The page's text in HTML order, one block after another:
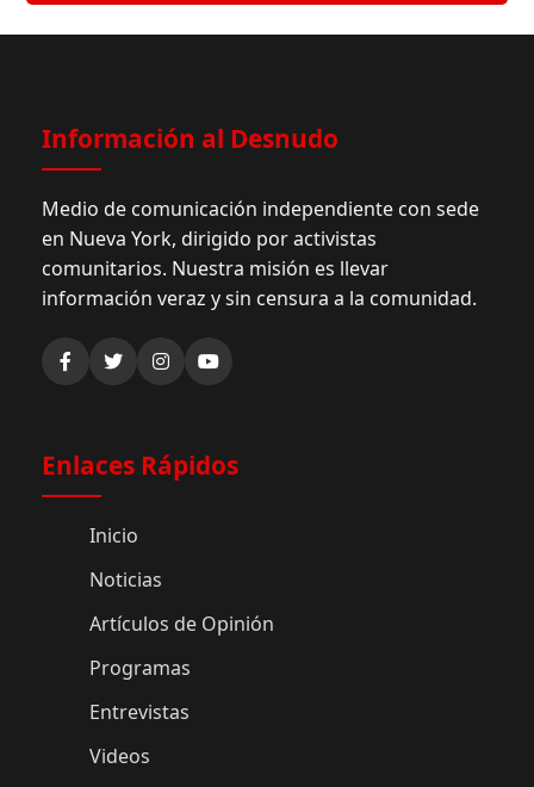
Información al Desnudo
Medio de comunicación independiente con sede
en Nueva York, dirigido por activistas
comunitarios. Nuestra misión es llevar
información veraz y sin censura a la comunidad.
Enlaces Rápidos
Inicio
Noticias
Artículos de Opinión
Programas
Entrevistas
Videos